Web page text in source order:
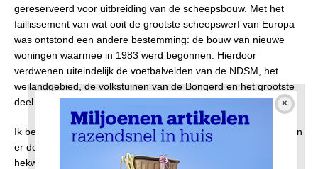
gereserveerd voor uitbreiding van de scheepsbouw. Met het
faillissement van wat ooit de grootste scheepswerf van Europa
was ontstond een andere bestemming: de bouw van nieuwe
woningen waarmee in 1983 werd begonnen. Hierdoor
verdwenen uiteindelijk de voetbalvelden van de NDSM, het
weilandgebied, de volkstuinen van de Bongerd en het grootste
deel van het moerasgebied in het oosten langs Zijkanaal I.
Ik bewaar goede herinneringen aan dit gebied. ’s Zomers waren
er de koeien in het weilandgebied die soms wel eens door het
hekwerk braken en dan ineens door onze straten liepen. Dan